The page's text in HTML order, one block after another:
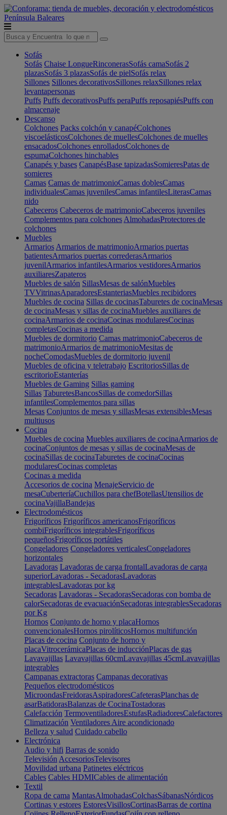
Península Baleares
Sofás
Sofás Chaise LongueRinconerasSofás camaSofás 2
plazasSofás 3 plazasSofás de pielSofás relax
Sillones Sillones decorativosSillones relaxSillones relax
levantapersonas
Puffs Puffs decorativosPuffs peraPuffs reposapiésPuffs con
almacenaje
Descanso
Colchones Packs colchón y canapéColchones
viscoelásticosColchones de muellesColchones de muelles
ensacadosColchones enrolladosColchones de
espumaColchones hinchables
Canapés y bases CanapésBase tapizadasSomieresPatas de
somieres
Camas Camas de matrimonioCamas doblesCamas
individualesCamas juvenilesCamas infantilesLiterasCamas
nido
Cabeceros Cabeceros de matrimonioCabeceros juveniles
Complementos para colchones AlmohadasProtectores de
colchones
Muebles
Armarios Armarios de matrimonioArmarios puertas
batientesArmarios puertas correderasArmarios
juvenilArmarios infantilesArmarios vestidoresArmarios
auxiliaresZapateros
Muebles de salón SillasMesas de salónMuebles
TVVitrinasAparadoresEstanteriasMuebles recibidores
Muebles de cocina Sillas de cocinasTaburetes de cocinaMesas
de cocinaMesas y sillas de cocinaMuebles auxiliares de
cocinaArmarios de cocinaCocinas modularesCocinas
completasCocinas a medida
Muebles de dormitorio Camas matrimonioCabeceros de
matrimonioArmarios de matrimonioMesitas de
nocheComodasMuebles de dormitorio juvenil
Muebles de oficina y teletrabajo EscritoriosSillas de
escritorioEstanterías
Muebles de Gaming Sillas gaming
Sillas TaburetesBancosSillas de comedorSillas
infantilesComplementos para sillas
Mesas Conjuntos de mesas y sillasMesas extensiblesMesas
multiusos
Cocina
Muebles de cocina Muebles auxiliares de cocinaArmarios de
cocinaConjuntos de mesas y sillas de cocinaMesas de
cocinaSillas de cocinaTaburetes de cocinaCocinas
modularesCocinas completas
Cocinas a medida
Accesorios de cocina MenajeServicio de
mesaCuberteríaCuchillos para chefBotellasUtensilios de
cocinaVajillaBandejas
Electrodomésticos
Frigoríficos Frigoríficos americanosFrigoríficos
combiFrigoríficos integrablesFrigoríficos
pequeñosFrigoríficos portátiles
Congeladores Congeladores verticalesCongeladores
horizontales
Lavadoras Lavadoras de carga frontalLavadoras de carga
superiorLavadoras - SecadorasLavadoras
integrablesLavadoras por kg
Secadoras Lavadoras - SecadorasSecadoras con bomba de
calorSecadoras de evacuaciónSecadoras integrablesSecadoras
por Kg
Hornos Conjunto de horno y placaHornos
convencionalesHornos pirolíticosHornos multifunción
Placas de cocina Conjunto de horno y
placaVitrocerámicaPlacas de inducciónPlacas de gas
Lavavajillas Lavavajillas 60cmLavavajillas 45cmLavavajillas
integrables
Campanas extractoras Campanas decorativas
Pequeños electrodomésticos
MicroondasFreidorasAspiradoresCafeterasPlanchas de
asarBatidorasBalanzas de CocinaTostadoras
Calefacción TermoventiladoresEstufasRadiadoresCalefactores
Climatización Ventiladores Aire acondicionado
Belleza y salud Cuidado cabello
Electrónica
Audio y hifi Barras de sonido
Televisión AccesoriosTelevisores
Movilidad urbana Patinetes eléctricos
Cables Cables HDMICables de alimentación
Textil
Ropa de cama MantasAlmohadasColchasSábanasNórdicos
Cortinas y estores EstoresVisillosCortinasBarras de cortina